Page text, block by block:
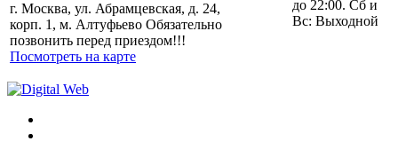
г. Москва, ул. Абрамцевская, д. 24,
корп. 1, м. Алтуфьево Обязательно
позвонить перед приездом!!!
Посмотреть на карте
до 22:00. Сб и
Вс: Выходной